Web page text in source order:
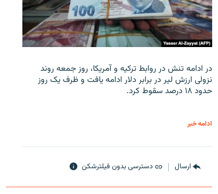
در ادامه تنش در روابط ترکیه و آمریکا، روز جمعه روند
نزولی ارزش لیر در برابر دلار ادامه یافت و ظرف یک روز
حدود ۱۸ درصد سقوط کرد.
ادامه خبر
ارسال دسترسی بدون فیلترشکن